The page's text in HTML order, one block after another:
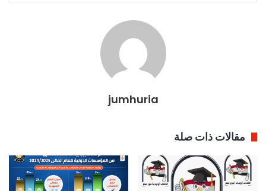
jumhuria
مقالات ذات صلة